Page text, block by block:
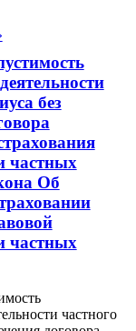
без
частных
Об
частных
частного